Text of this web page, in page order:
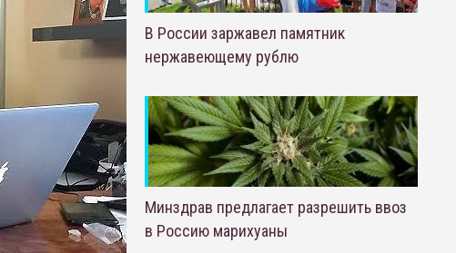
В России заржавел памятник
нержавеющему рублю
Минздрав предлагает разрешить ввоз
в Россию марихуаны